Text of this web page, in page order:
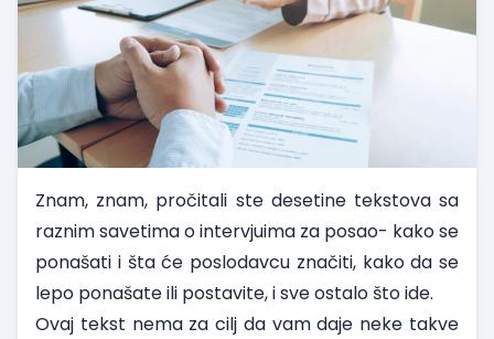
Znam, znam, pročitali ste desetine tekstova sa
raznim savetima o intervjuima za posao- kako se
ponašati i šta će poslodavcu značiti, kako da se
lepo ponašate ili postavite, i sve ostalo što ide.
Ovaj tekst nema za cilj da vam daje neke takve